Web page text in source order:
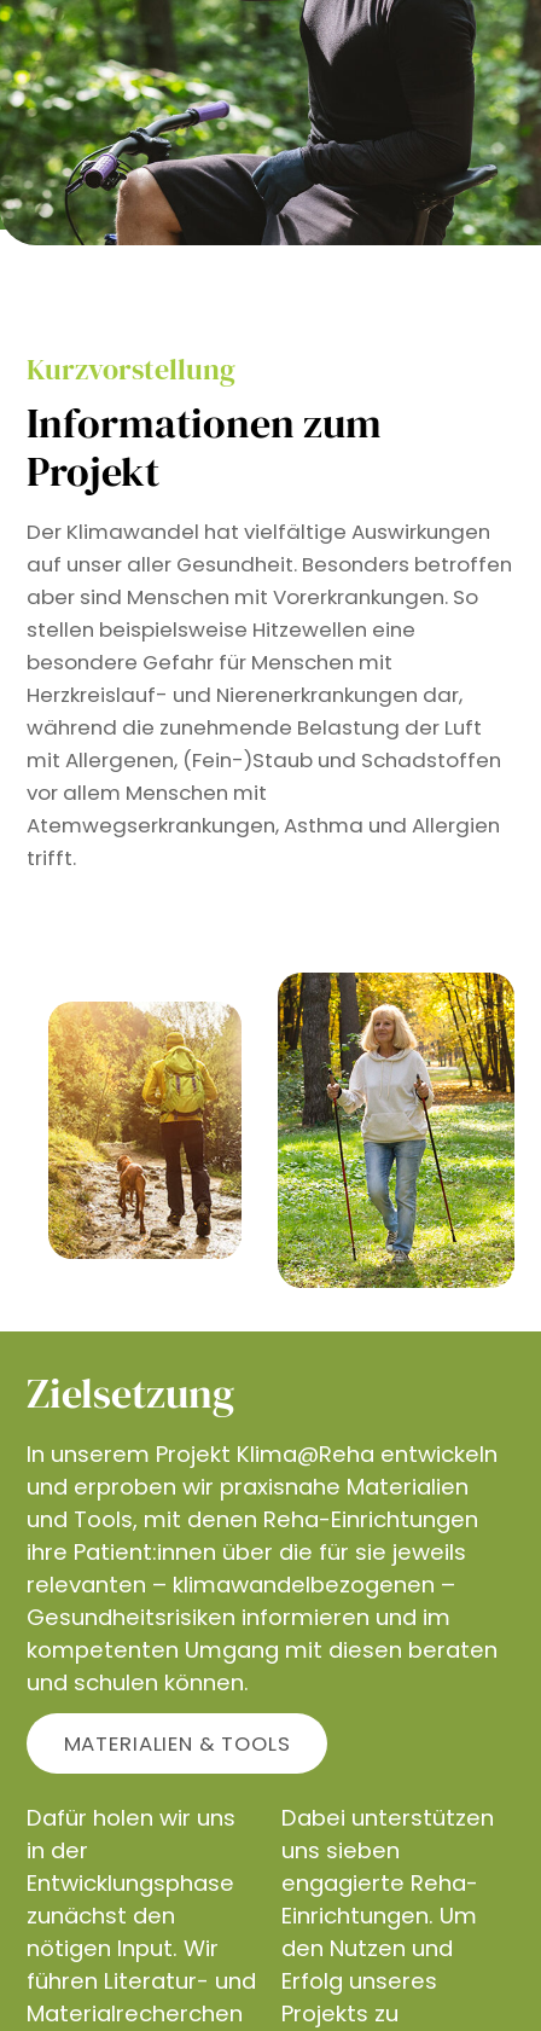
Kurzvorstellung
Informationen zum
Projekt
Der Klimawandel hat vielfältige Auswirkungen
auf unser aller Gesundheit. Besonders betroffen
aber sind Menschen mit Vorerkrankungen. So
stellen beispielsweise Hitzewellen eine
besondere Gefahr für Menschen mit
Herzkreislauf- und Nierenerkrankungen dar,
während die zunehmende Belastung der Luft
mit Allergenen, (Fein-)Staub und Schadstoffen
vor allem Menschen mit
Atemwegserkrankungen, Asthma und Allergien
trifft.
Zielsetzung
In unserem Projekt Klima@Reha entwickeln
und erproben wir praxisnahe Materialien
und Tools, mit denen Reha-Einrichtungen
ihre Patient:innen über die für sie jeweils
relevanten – klimawandelbezogenen –
Gesundheitsrisiken informieren und im
kompetenten Umgang mit diesen beraten
und schulen können.
MATERIALIEN & TOOLS
Dafür holen wir uns
in der
Entwicklungsphase
zunächst den
nötigen Input. Wir
führen Literatur- und
Materialrecherchen
Dabei unterstützen
uns sieben
engagierte Reha-
Einrichtungen. Um
den Nutzen und
Erfolg unseres
Projekts zu